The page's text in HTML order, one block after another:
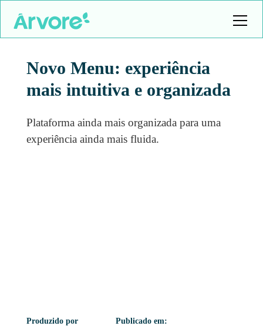
Novo Menu: experiência
mais intuitiva e organizada
Plataforma ainda mais organizada para uma
experiência ainda mais fluida.
Produzido por Publicado em: